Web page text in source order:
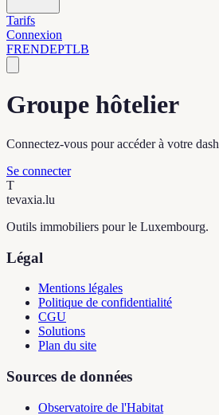
Tarifs
Connexion
FRENDEPTLB
Groupe hôtelier
Connectez-vous pour accéder à votre
Se connecter
T
tevaxia.lu
Outils immobiliers pour le Luxembourg.
Légal
Mentions légales
Politique de confidentialité
CGU
Solutions
Plan du site
Sources de données
Observatoire de l'Habitat